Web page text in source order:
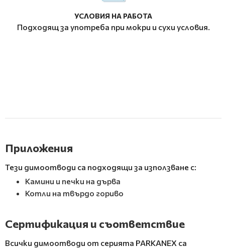
УСЛОВИЯ НА РАБОТА
Подходящ за употреба при мокри и сухи условия.
Приложения
Тези димоотводи са подходящи за използване с:
Камини и печки на дърва
Котли на твърдо гориво
Сертификация и съответствие
Всички димоотводи от серията PARKANEX са